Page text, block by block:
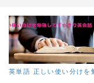
英単語 正しい使い分けを